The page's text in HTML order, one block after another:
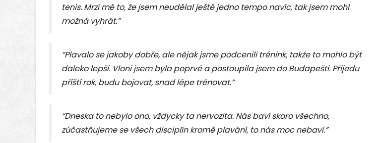
tenis. Mrzí mě to, že jsem neudělal ještě jedno tempo navíc, tak jsem mohl
možná vyhrát.”
“Plavalo se jakoby dobře, ale nějak jsme podcenili trénink, takže to mohlo být
daleko lepší. Vloni jsem byla poprvé a postoupila jsem do Budapešti. Přijedu
příští rok, budu bojovat, snad lépe trénovat.”
“Dneska to nebylo ono, vždycky ta nervozita. Nás baví skoro všechno,
zúčastňujeme se všech disciplín kromě plavání, to nás moc nebaví.”